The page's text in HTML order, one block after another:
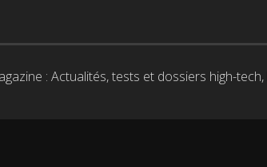
: Actualités, tests et dossiers high-